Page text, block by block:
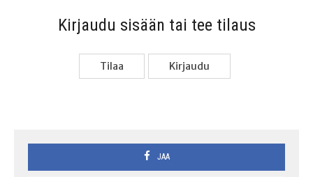
Kir­jau­du sisään tai tee tilaus
Tilaa Kir­jau­du
JAA